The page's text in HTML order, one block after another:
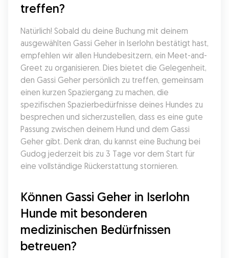
treffen?
Natürlich! Sobald du deine Buchung mit deinem
ausgewählten Gassi Geher in Iserlohn bestätigt hast,
empfehlen wir allen Hundebesitzern, ein Meet-and-
Greet zu organisieren. Dies bietet die Gelegenheit,
den Gassi Geher persönlich zu treffen, gemeinsam
einen kurzen Spaziergang zu machen, die
spezifischen Spazierbedürfnisse deines Hundes zu
besprechen und sicherzustellen, dass es eine gute
Passung zwischen deinem Hund und dem Gassi
Geher gibt. Denk dran, du kannst eine Buchung bei
Gudog jederzeit bis zu 3 Tage vor dem Start für
eine vollständige Rückerstattung stornieren.
Können Gassi Geher in Iserlohn
Hunde mit besonderen
medizinischen Bedürfnissen
betreuen?